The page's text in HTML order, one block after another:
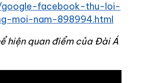
google-facebook-thu-loi-
moi-nam-898994.html
hiện quan điểm của Đài Á